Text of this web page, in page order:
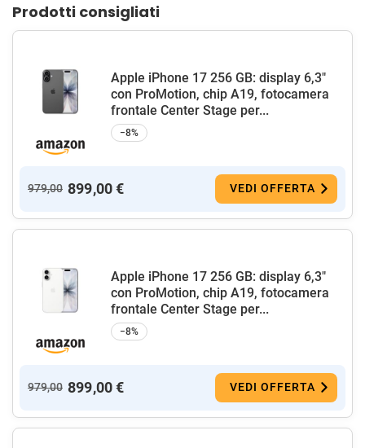
Prodotti consigliati
Apple iPhone 17 256 GB: display 6,3"
con ProMotion, chip A19, fotocamera
frontale Center Stage per...
−8%
979,00 899,00 € VEDI OFFERTA
Apple iPhone 17 256 GB: display 6,3"
con ProMotion, chip A19, fotocamera
frontale Center Stage per...
−8%
979,00 899,00 € VEDI OFFERTA